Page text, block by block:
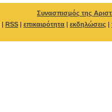
Συνασπισμός της
| RSS | επικαιρότητα | εκδηλώσεις |